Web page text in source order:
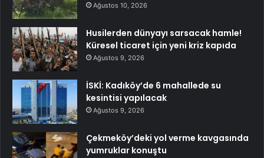
Ağustos 10, 2026
Husilerden dünyayı sarsacak hamle!
Küresel ticaret için yeni kriz kapıda
Ağustos 9, 2026
İSKİ: Kadıköy’de 6 mahallede su
kesintisi yapılacak
Ağustos 9, 2026
Çekmeköy’deki yol verme kavgasında
yumruklar konuştu